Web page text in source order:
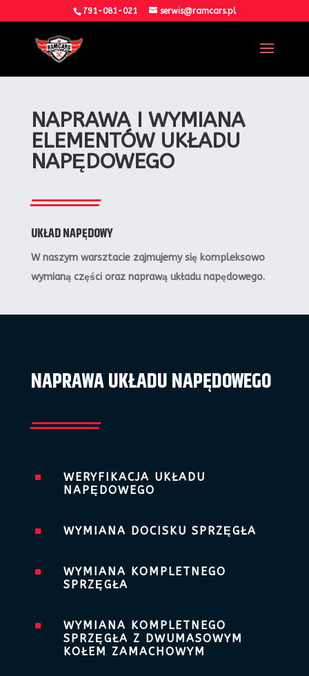
791-081-021 serwis@ramcars.pl
NAPRAWA I WYMIANA
ELEMENTÓW UKŁADU
NAPĘDOWEGO
UKŁAD NAPĘDOWY
W naszym warsztacie zajmujemy się kompleksowo
wymianą części oraz naprawą układu napędowego.
NAPRAWA UKŁADU NAPĘDOWEGO
^
WERYFIKACJA UKŁADU
NAPĘDOWEGO
^ WYMIANA DOCISKU SPRZĘGŁA
^
WYMIANA KOMPLETNEGO
SPRZĘGŁA
^
WYMIANA KOMPLETNEGO
SPRZĘGŁA Z DWUMASOWYM
KOŁEM ZAMACHOWYM